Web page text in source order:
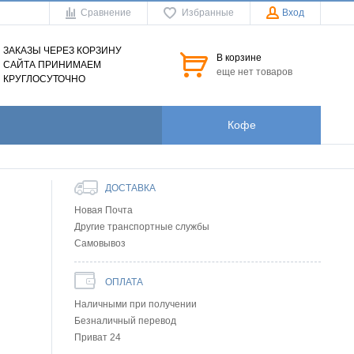
Сравнение Избранные Вход
ЗАКАЗЫ ЧЕРЕЗ КОРЗИНУ
САЙТА ПРИНИМАЕМ
КРУГЛОСУТОЧНО
В корзине
еще нет товаров
Кофе
ДОСТАВКА
Новая Почта
Другие транспортные службы
Самовывоз
ОПЛАТА
Наличными при получении
Безналичный перевод
Приват 24